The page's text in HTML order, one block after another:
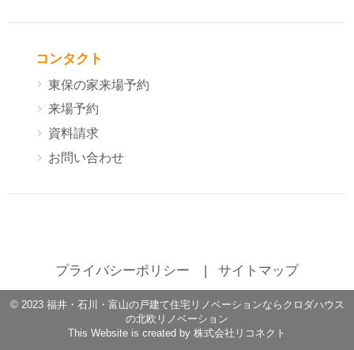
コンタクト
東保の家来場予約
来場予約
資料請求
お問い合わせ
プライバシーポリシー サイトマップ
© 2023 福井・石川・富山の戸建て住宅リノベーションならクロダハウス
の北欧リノベーション
This Website is created by 株式会社リコネクト